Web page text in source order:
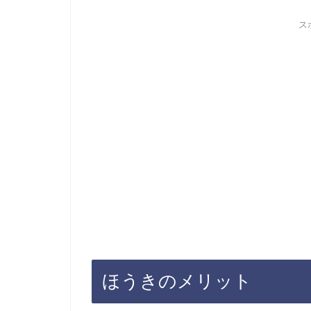
ス
ほうきのメリット